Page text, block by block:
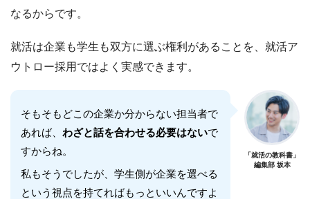
なるからです。
就活は企業も学生も双方に選ぶ権利があることを、就活ア
ウトロー採用ではよく実感できます。
そもそもどこの企業か分からない担当者で
あれば、 わざと話を合わせる必要はないで
すからね。
私もそうでしたが、学生側が企業を選べる
という視点を持てればもっといいんですよ
「就活の教科書」
編集部 坂本